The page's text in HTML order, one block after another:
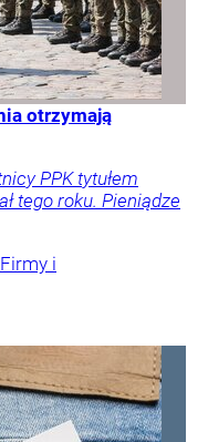
otrzymają
PPK tytułem
tego roku. Pieniądze
Firmy i